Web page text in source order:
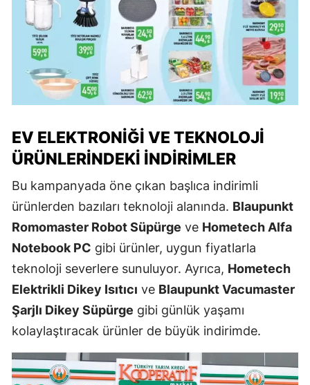
EV ELEKTRONIĞI VE TEKNOLOJI
ÜRÜNLERINDEKI İNDIRIMLER
Bu kampanyada öne çıkan başlıca indirimli
ürünlerden bazıları teknoloji alanında. Blaupunkt
Romomaster Robot Süpürge ve Hometech Alfa
Notebook PC gibi ürünler, uygun fiyatlarla
teknoloji severlere sunuluyor. Ayrıca, Hometech
Elektrikli Dikey Isıtıcı ve Blaupunkt Vacumaster
Şarjlı Dikey Süpürge gibi günlük yaşamı
kolaylaştıracak ürünler de büyük indirimde.